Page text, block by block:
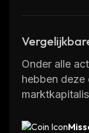
Onder alle
hebben deze